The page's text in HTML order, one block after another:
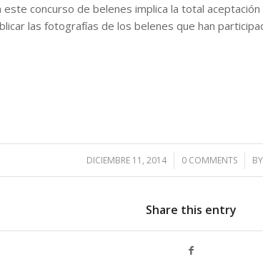
este concurso de belenes implica la total
las fotografías de los belenes que han
DICIEMBRE 11, 2014
/ 0 COMMENTS
/ BY
Share this entry